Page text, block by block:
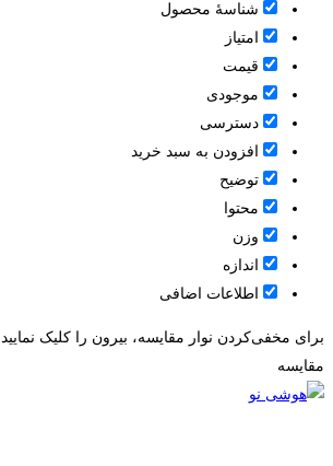
شناسۀ محصول
امتیاز
قيمت
موجودی
دسترسی
افزودن به سبد خرید
توضیح
محتوا
وزن
اندازه
اطلاعات اضافی
برای مخفی‌کردن نوار مقایسه، بیرون را کلیک نمایید
مقایسه